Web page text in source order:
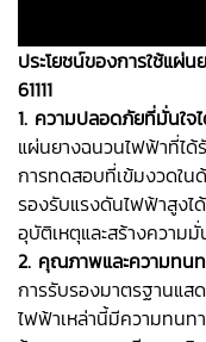
ประโยชน์ของการใช้แผ่
61111
1. ความปลอดภัยที่มั่นใจ
แผ่นยางฉนวนไฟฟ้าที่ได้
การทดสอบที่เข้มงวดใน
รองรับแรงดันไฟฟ้าสูงไ
อุบัติเหตุและสร้างความมั่
2. คุณภาพและความทน
การรับรองมาตรฐานแ
ไฟฟ้าเหล่านี้มีความทน